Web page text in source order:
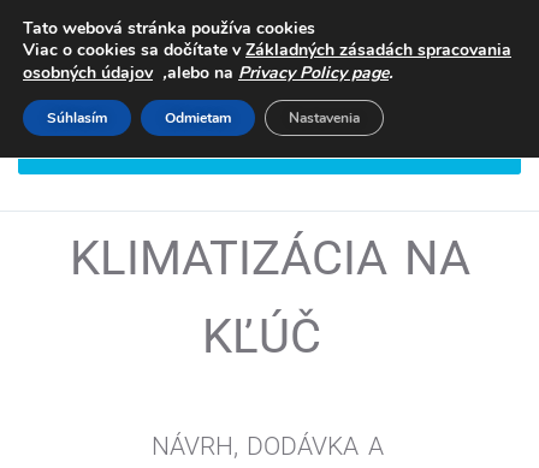
KLIMATIZÁCIA NA
KĽÚČ
NÁVRH, DODÁVKA A
Tato webová stránka používa cookies
Viac o cookies sa dočítate vZákladných zásadách spracovania
osobných údajov,alebo na Privacy Policy page.
Súhlasím Odmietam Nastavenia